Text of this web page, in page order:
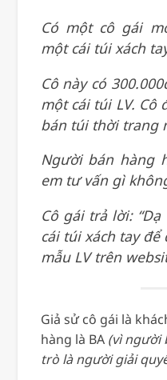
Có một cô gái
một cái túi xách
Cô này có
một cái túi LV. Cô
bán túi thời trang
Người bán hàng
em tư vấn gì
Cô gái trả lời:
cái túi xách tay
mẫu LV trên
Giả sử cô gái là
hàng là BA(vì người
trò là người giải